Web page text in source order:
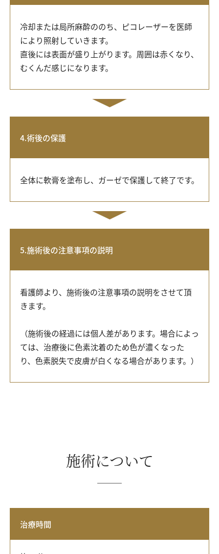
冷却または局所麻酔ののち、ピコレーザーを医師
により照射していきます。
直後には表面が盛り上がります。周囲は赤くなり、
むくんだ感じになります。
4.術後の保護
全体に軟膏を塗布し、ガーゼで保護して終了です。
5.施術後の注意事項の説明
看護師より、施術後の注意事項の説明をさせて頂
きます。
（施術後の経過には個人差があります。場合によっ
ては、治療後に色素沈着のため色が濃くなった
り、色素脱失で皮膚が白くなる場合があります。）
施術について
治療時間